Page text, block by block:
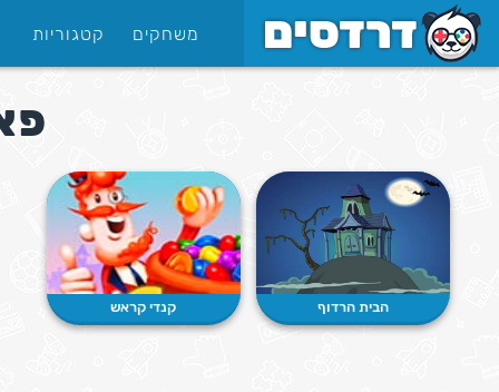
משחקים קטגוריות
הבית הרדוף קנדי קראש